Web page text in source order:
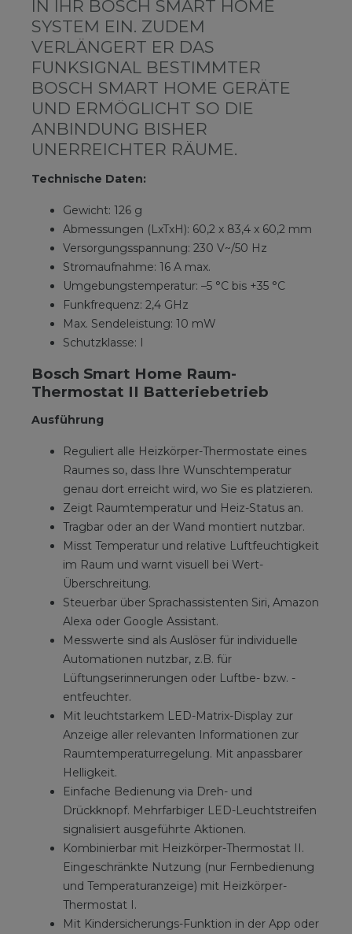
IN IHR BOSCH SMART HOME
SYSTEM EIN. ZUDEM
VERLÄNGERT ER DAS
FUNKSIGNAL BESTIMMTER
BOSCH SMART HOME GERÄTE
UND ERMÖGLICHT SO DIE
ANBINDUNG BISHER
UNERREICHTER RÄUME.
Technische Daten:
Gewicht: 126 g
Abmessungen (LxTxH): 60,2 x 83,4 x 60,2 mm
Versorgungsspannung: 230 V~/50 Hz
Stromaufnahme: 16 A max.
Umgebungstemperatur: –5 °C bis +35 °C
Funkfrequenz: 2,4 GHz
Max. Sendeleistung: 10 mW
Schutzklasse: I
Bosch Smart Home Raum-
Thermostat II Batteriebetrieb
Ausführung
Reguliert alle Heizkörper-Thermostate eines
Raumes so, dass Ihre Wunschtemperatur
genau dort erreicht wird, wo Sie es platzieren.
Zeigt Raumtemperatur und Heiz-Status an.
Tragbar oder an der Wand montiert nutzbar.
Misst Temperatur und relative Luftfeuchtigkeit
im Raum und warnt visuell bei Wert-
Überschreitung.
Steuerbar über Sprachassistenten Siri, Amazon
Alexa oder Google Assistant.
Messwerte sind als Auslöser für individuelle
Automationen nutzbar, z.B. für
Lüftungserinnerungen oder Luftbe- bzw. -
entfeuchter.
Mit leuchtstarkem LED-Matrix-Display zur
Anzeige aller relevanten Informationen zur
Raumtemperaturregelung. Mit anpassbarer
Helligkeit.
Einfache Bedienung via Dreh- und
Drückknopf. Mehrfarbiger LED-Leuchtstreifen
signalisiert ausgeführte Aktionen.
Kombinierbar mit Heizkörper-Thermostat II.
Eingeschränkte Nutzung (nur Fernbedienung
und Temperaturanzeige) mit Heizkörper-
Thermostat I.
Mit Kindersicherungs-Funktion in der App oder